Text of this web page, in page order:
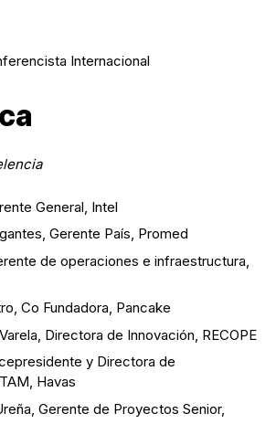
Internacional
General, Intel
Gerente País, Promed
de operaciones e infraestructura,
Co Fundadora, Pancake
Directora de Innovación, RECOPE
y Directora de
Havas
Gerente de Proyectos Senior,